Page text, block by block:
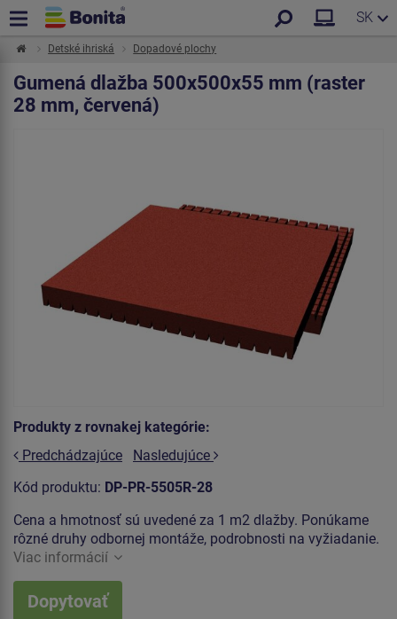
SK
Detské ihriská Dopadové plochy
Gumená dlažba 500x500x55 mm (raster
28 mm, červená)
Produkty z rovnakej kategórie:
Predchádzajúce
Nasledujúce
Kód produktu: DP-PR-5505R-28
Cena a hmotnosť sú uvedené za 1 m2 dlažby. Ponúkame
rôzné druhy odbornej montáže, podrobnosti na vyžiadanie.
Viac informácií
Dopytovať